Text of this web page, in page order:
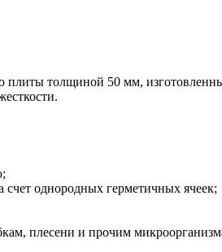
плиты толщиной 50 мм,
счет однородных герметичных ячеек;
плесени и прочим